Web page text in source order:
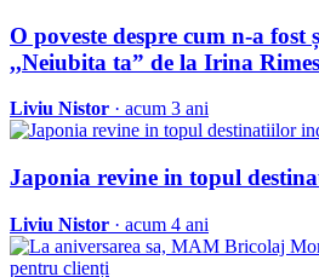
O poveste despre cum n-a fost
,,Neiubita ta” de la Irina Rimes
Liviu Nistor · acum 3 ani
Japonia revine in topul
Liviu Nistor · acum 4 ani